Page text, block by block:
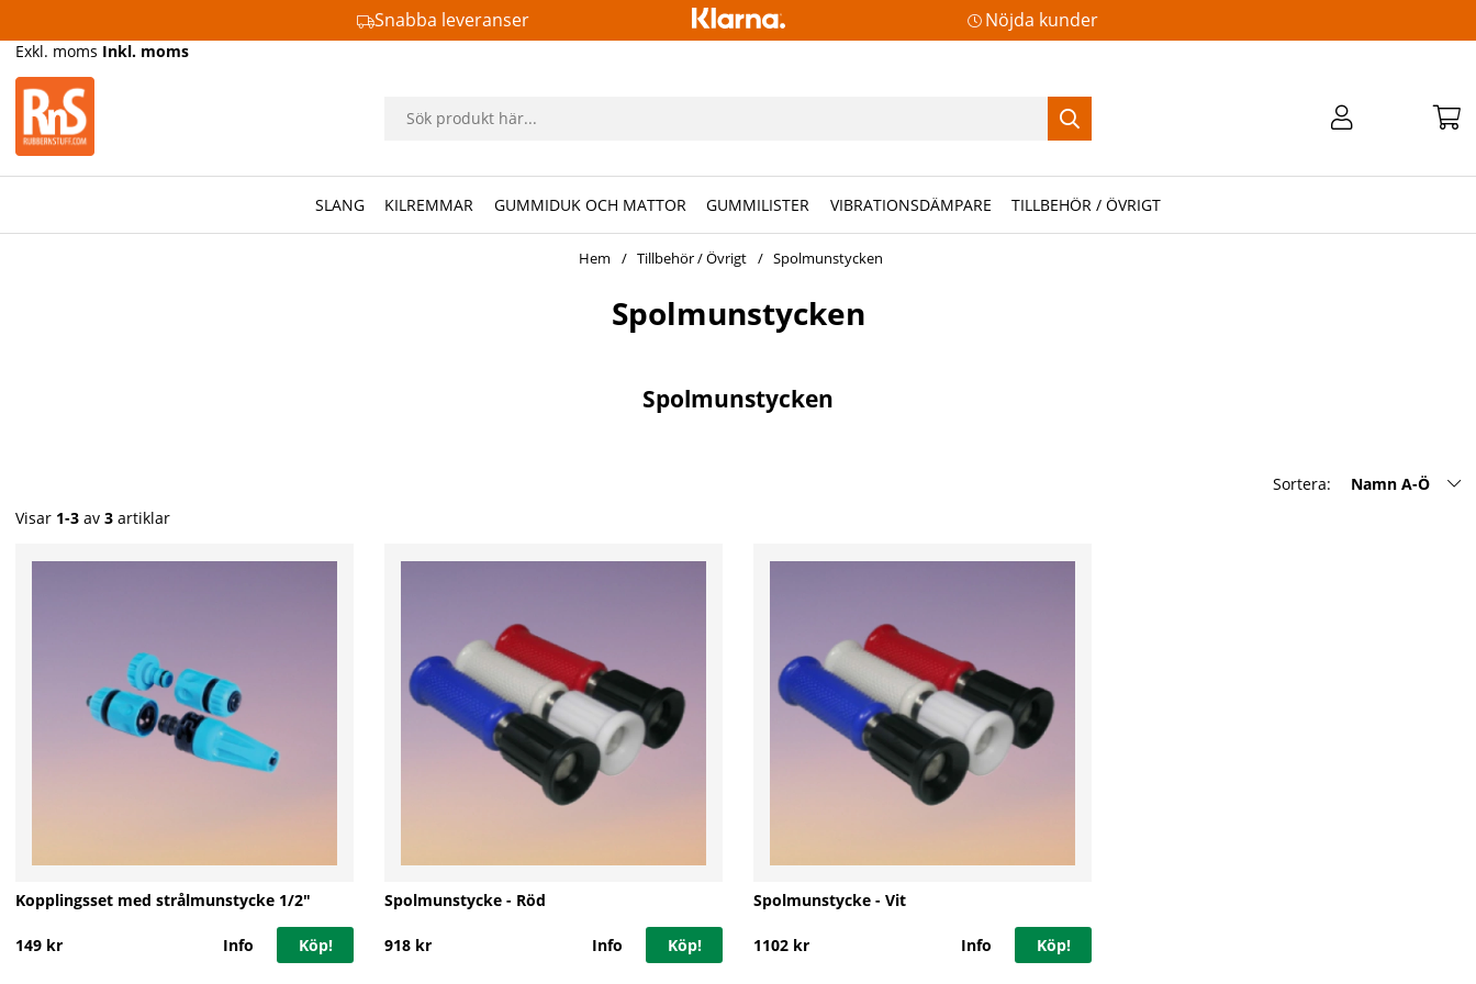
Snabba leveranser Nöjda kunder
Exkl. moms Inkl. moms
SLANG KILREMMAR GUMMIDUK OCH MATTOR GUMMILISTER VIBRATIONSDÄMPARE TILLBEHÖR / ÖVRIGT
Hem Tillbehör / Övrigt Spolmunstycken
Spolmunstycken
Spolmunstycken
Sortera:
Namn A-Ö
Visar 1-3 av 3 artiklar
Kopplingsset med strålmunstycke 1/2"
149 kr Köp!
Info
Spolmunstycke - Röd
918 kr Köp!
Info
Spolmunstycke - Vit
1102 kr Köp!
Info